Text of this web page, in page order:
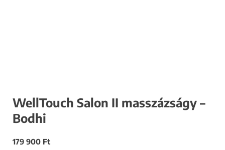
WellTouch Salon II masszázságy –
Bodhi
179 900 Ft